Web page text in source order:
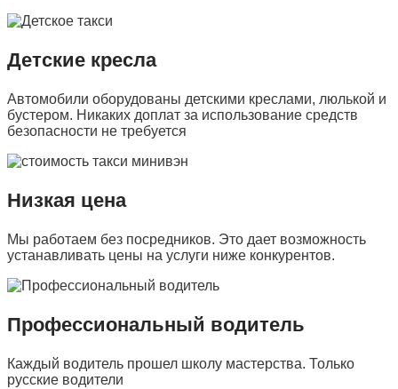
Детские кресла
Автомобили оборудованы детскими креслами, люлькой и
бустером. Никаких доплат за использование средств
безопасности не требуется
Низкая цена
Мы работаем без посредников. Это дает возможность
устанавливать цены на услуги ниже конкурентов.
Профессиональный водитель
Каждый водитель прошел школу мастерства. Только
русские водители